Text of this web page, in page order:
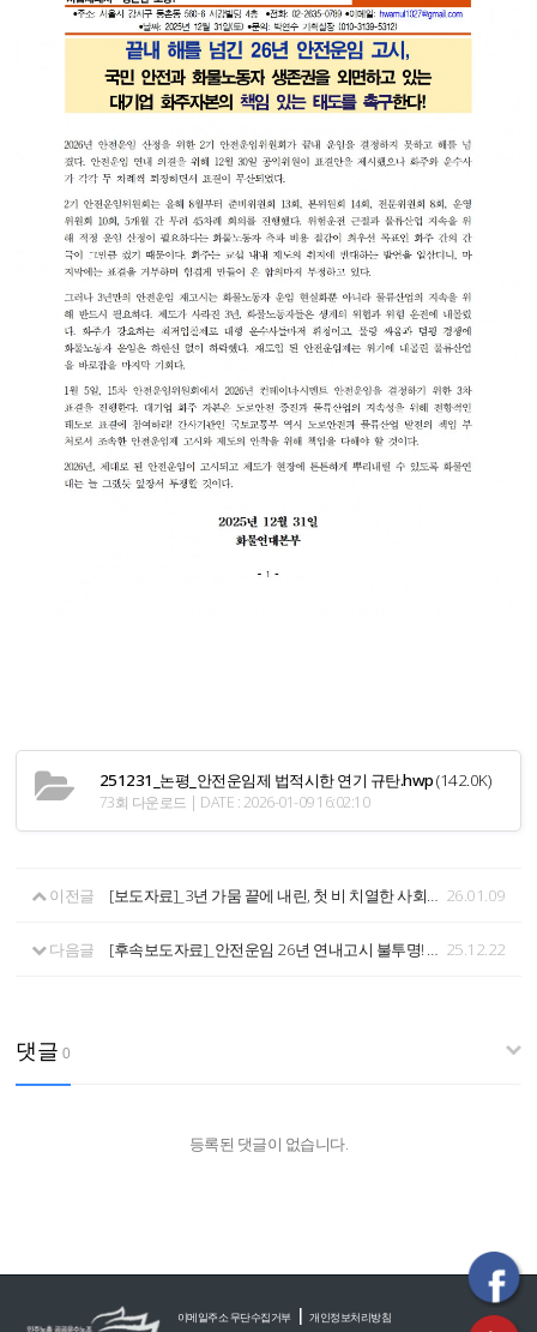
251231_논평_안전운임제 법적시한 연기 규탄.hwp(142.0K)
73회 다운로드 | DATE : 2026-01-09 16:02:10
이전글 [보도자료]_3년 가뭄 끝에 내린, 첫 비 치열한 사회적 합의 과정을 거쳐 시작되는 26년 안전운임 시행을 환영한다! - 부족한 시작이지만, 제도 시행과 현장안착을 위한 첫걸음이 중요 26.01.09
다음글 [후속보도자료]_안전운임 26년 연내고시 불투명! 화물연대본부 긴급 농성 돌입! <전국 동시다발 농성투쟁 돌입 기자회견> 25.12.22
댓글 0
등록된 댓글이 없습니다.
이메일주소 무단수집거부|개인정보처리방침